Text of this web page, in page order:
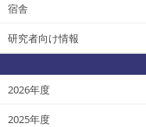
宿舎
研究者向け情報
2026年度
2025年度